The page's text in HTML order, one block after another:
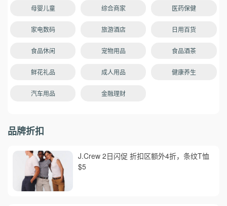
母婴儿童 综合商家 医药保健
家电数码 旅游酒店 日用百货
食品休闲 宠物用品 食品酒茶
鲜花礼品 成人用品 健康养生
汽车用品 金融理财
品牌折扣
J.Crew 2日闪促 折扣区额外4折，条纹T恤
$5